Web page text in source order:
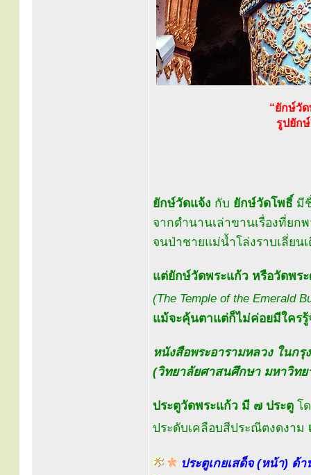
“ยักษ์วั
รูปยัก
ยักษ์วัดแจ้ง กับ ยักษ์วัดโพธิ์ มี
จากตำนานเล่าขานเรื่องที่ยก
จนป่าชายแม่น้ำโล่งราบเลี่ยน
แต่ยักษ์วัดพระแก้ว หรือวัดพร
(The Temple of the Emerald
แม้จะคุ้นตาแต่ก็ไม่ค่อยมีใครรู้
หนังสือพระอารามหลวง ในกรุ
(วิทยาลัยศาสนศึกษา มหาวิท
ประตูวัดพระแก้ว มี ๗ ประตู โ
ประดับเคลือบสีประณีตงดงาม
ประตูเกยเสด็จ (หน้า) ด้